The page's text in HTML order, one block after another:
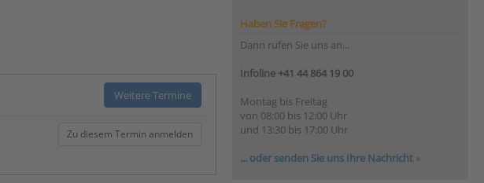
Weitere Termine
Zu diesem Termin anmelden
Haben Sie Fragen?
Dann rufen Sie uns an...
Infoline +41 44 864 19 00
Montag bis Freitag
von 08:00 bis 12:00 Uhr
und 13:30 bis 17:00 Uhr
... oder senden Sie uns Ihre Nachricht »